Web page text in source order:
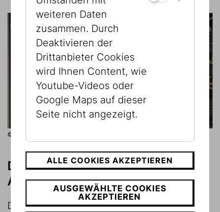
© Ouriel Morgensztern
Das Atelier: Von Alef zu Tav - Vom
Anfang zum Ende
Das Atelier ist nicht nur ein Raum der
weiteren Daten
zusammen. Durch
Deaktivieren der
Drittanbieter Cookies
wird Ihnen Content, wie
Youtube-Videos oder
Google Maps auf dieser
Seite nicht angezeigt.
ALLE COOKIES AKZEPTIEREN
AUSGEWÄHLTE COOKIES
AKZEPTIEREN